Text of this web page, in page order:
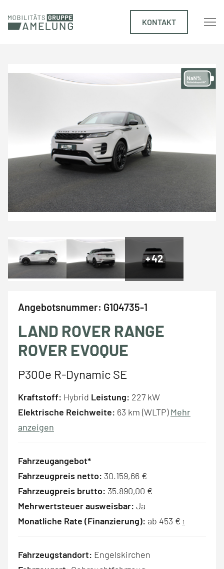
KONTAKT
+42
Angebotsnummer: G104735-1
LAND ROVER RANGE
ROVER EVOQUE
P300e R-Dynamic SE
Kraftstoff: Hybrid Leistung: 227 kW
Elektrische Reichweite: 63 km (WLTP) Mehr
anzeigen
Fahrzeugangebot*
Fahrzeugpreis netto: 30.159,66 €
Fahrzeugpreis brutto: 35.890,00 €
Mehrwertsteuer ausweisbar: Ja
Monatliche Rate (Finanzierung): ab 453 € 1
Fahrzeugstandort: Engelskirchen